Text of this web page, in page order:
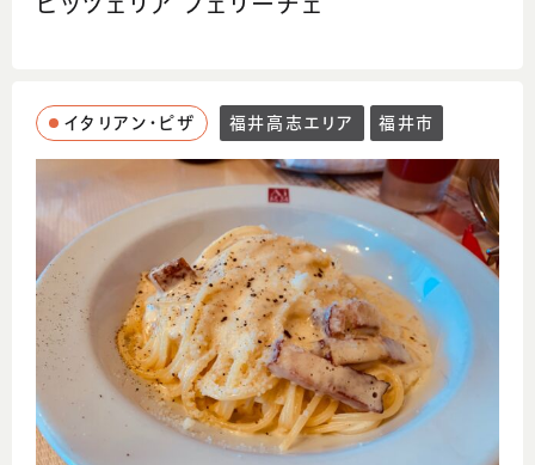
イタリアン・ピザ 福井高志エリア 福井市